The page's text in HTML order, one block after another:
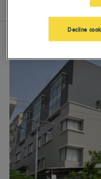
Kaart
Decline